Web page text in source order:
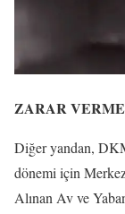
ZARAR
Diğer yandan,
dönemi için
Alınan Av ve